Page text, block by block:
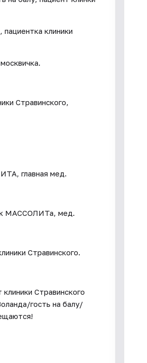
клиники
Стравинского,
главная мед.
МАССОЛИТа, мед.
Стравинского.
Стравинского
гость на балу/